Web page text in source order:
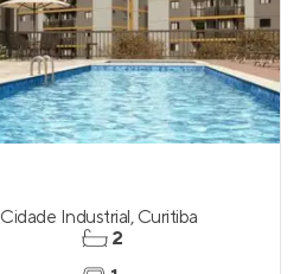
Cidade Industrial, Curitiba
2